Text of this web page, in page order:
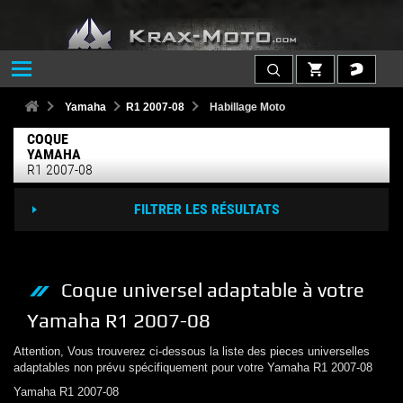
Yamaha R1 2007-08 Habillage Moto
COQUE
YAMAHA
R1 2007-08
FILTRER LES RÉSULTATS
Coque universel adaptable à votre
Yamaha R1 2007-08
Attention, Vous trouverez ci-dessous la liste des pieces universelles
adaptables non prévu spécifiquement pour votre Yamaha R1 2007-08
Yamaha R1 2007-08